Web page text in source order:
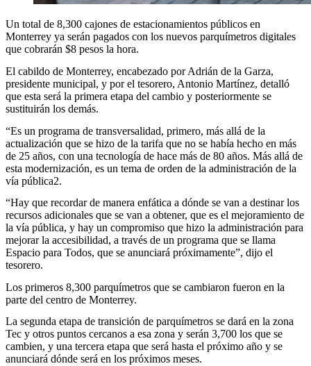
Un total de 8,300 cajones de estacionamientos públicos en
Monterrey ya serán pagados con los nuevos parquímetros digitales
que cobrarán $8 pesos la hora.
El cabildo de Monterrey, encabezado por Adrián de la Garza,
presidente municipal, y por el tesorero, Antonio Martínez, detalló
que esta será la primera etapa del cambio y posteriormente se
sustituirán los demás.
“Es un programa de transversalidad, primero, más allá de la
actualización que se hizo de la tarifa que no se había hecho en más
de 25 años, con una tecnología de hace más de 80 años. Más allá de
esta modernización, es un tema de orden de la administración de la
vía pública2.
“Hay que recordar de manera enfática a dónde se van a destinar los
recursos adicionales que se van a obtener, que es el mejoramiento de
la vía pública, y hay un compromiso que hizo la administración para
mejorar la accesibilidad, a través de un programa que se llama
Espacio para Todos, que se anunciará próximamente”, dijo el
tesorero.
Los primeros 8,300 parquímetros que se cambiaron fueron en la
parte del centro de Monterrey.
La segunda etapa de transición de parquímetros se dará en la zona
Tec y otros puntos cercanos a esa zona y serán 3,700 los que se
cambien, y una tercera etapa que será hasta el próximo año y se
anunciará dónde será en los próximos meses.